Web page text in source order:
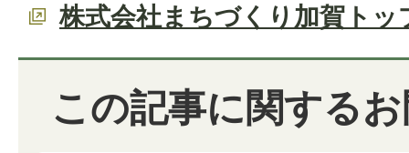
株式会社まちづくり加賀トッ
この記事に関する